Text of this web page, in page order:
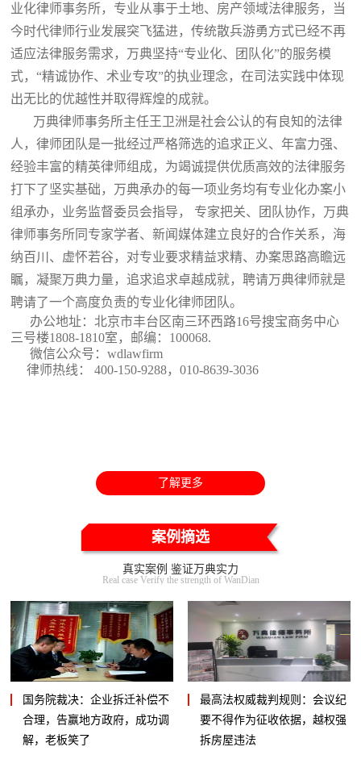
业化律师事务所，专业从事于土地、房产领域法律服务，当
今时代律师行业发展突飞猛进，传统散兵游勇方式已经不再
适应法律服务需求，万典坚持“专业化、团队化”的服务模
式，“精诚协作、术业专攻”的执业理念，在司法实践中体现
出无比的优越性并取得辉煌的成就。
万典律师事务所主任王卫洲是社会公认的有良知的法律
人，律师团队是一批经过严格筛选的追求正义、年富力强、
经验丰富的精英律师组成，为竭诚提供优质高效的法律服务
打下了坚实基础，万典承办的每一项业务均有专业化办案小
组承办，业务监督委员会指导， 专家把关、团队协作，万典
律师事务所同专家学者、新闻媒体建立良好的合作关系，海
纳百川、虚怀若谷，对专业要求精益求精、办案思路高瞻远
瞩，凝聚万典力量，追求追求卓越成就，聘请万典律师就是
聘请了一个高度负责的专业化律师团队。
办公地址：北京市丰台区南三环西路16号搜宝商务中心
三号楼1808-1810室 ，邮编：100068.
微信公众号：wdlawfirm
律师热线： 400-150-9288，010-8639-3036
了解更多
案例摘选
真实案例 鉴证万典实力
Real case Verify the strength of WanDian
国务院裁决：企业拆迁补偿不
合理，告赢地方政府，成功调
解，老板笑了
最高法权威裁判规则：会议纪
要不得作为征收依据，越权强
拆房屋违法